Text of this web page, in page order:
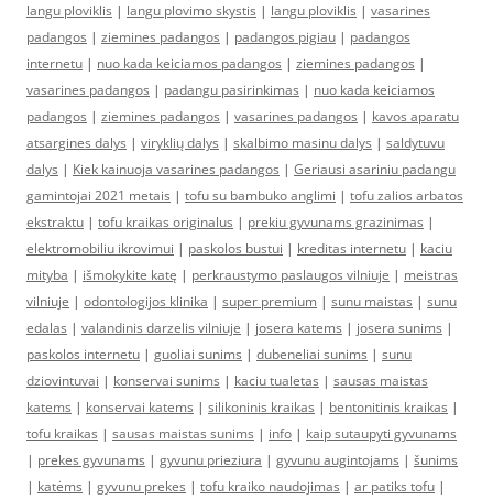
langu ploviklis | langu plovimo skystis | langu ploviklis | vasarines
padangos | ziemines padangos | padangos pigiau | padangos
internetu | nuo kada keiciamos padangos | ziemines padangos |
vasarines padangos | padangu pasirinkimas | nuo kada keiciamos
padangos | ziemines padangos | vasarines padangos | kavos aparatu
atsargines dalys | viryklių dalys | skalbimo masinu dalys | saldytuvu
dalys | Kiek kainuoja vasarines padangos | Geriausi asariniu padangu
gamintojai 2021 metais | tofu su bambuko anglimi | tofu zalios arbatos
ekstraktu | tofu kraikas originalus | prekiu gyvunams grazinimas |
elektromobiliu ikrovimui | paskolos bustui | kreditas internetu | kaciu
mityba | išmokykite katę | perkraustymo paslaugos vilniuje | meistras
vilniuje | odontologijos klinika | super premium | sunu maistas | sunu
edalas | valandinis darzelis vilniuje | josera katems | josera sunims |
paskolos internetu | guoliai sunims | dubeneliai sunims | sunu
dziovintuvai | konservai sunims | kaciu tualetas | sausas maistas
katems | konservai katems | silikoninis kraikas | bentonitinis kraikas |
tofu kraikas | sausas maistas sunims | info | kaip sutaupyti gyvunams
| prekes gyvunams | gyvunu prieziura | gyvunu augintojams | šunims
| katėms | gyvunu prekes | tofu kraiko naudojimas | ar patiks tofu |